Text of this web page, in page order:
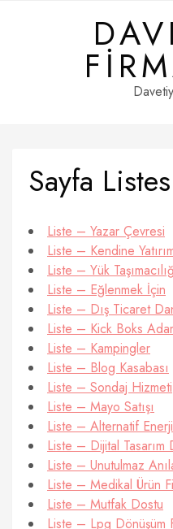
Sayfa
Liste – Yazar Çevresi
Liste – Kendine
Liste – Yük
Liste – Eğlenmek İçin
Liste – Dış Ticaret
Liste – Kick Boks
Liste – Kampingler
Liste – Blog Kasabası
Liste – Sondaj Hizmeti
Liste – Mayo Satışı
Liste – Alternatif Enerji
Liste – Dijital Tasarım
Liste – Unutulmaz
Liste – Medikal Ürün
Liste – Mutfak Dostu
Liste – Lpg Dönüşüm